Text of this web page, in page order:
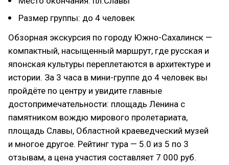
Размер группы: до 4 человек
Обзорная экскурсия по городу Южно-Сахалинск —
компактный, насыщенный маршрут, где русская и
японская культуры переплетаются в архитектуре и
истории. За 3 часа в мини-группе до 4 человек вы
пройдёте по центру и увидите главные
достопримечательности: площадь Ленина с
памятником вождю мирового пролетариата,
площадь Славы, Областной краеведческий музей
и многое другое. Рейтинг тура — 5.0 из 5 по 3
отзывам, а цена участия составляет 7 000 руб.